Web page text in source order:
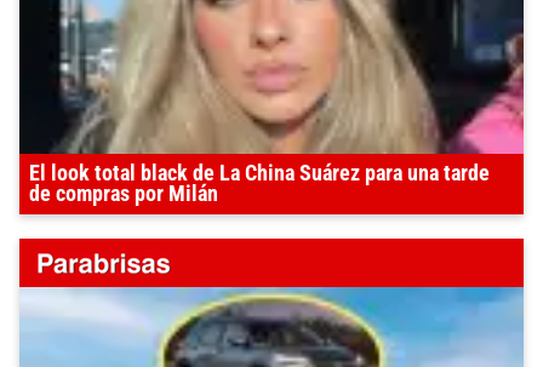
El look total black de La China Suárez para una tarde
de compras por Milán